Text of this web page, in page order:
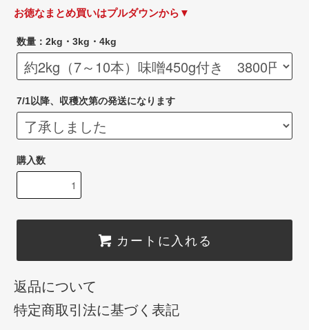
お徳なまとめ買いはプルダウンから▼
数量：2kg・3kg・4kg
7/1以降、収穫次第の発送になります
購入数
カートに入れる
返品について
特定商取引法に基づく表記